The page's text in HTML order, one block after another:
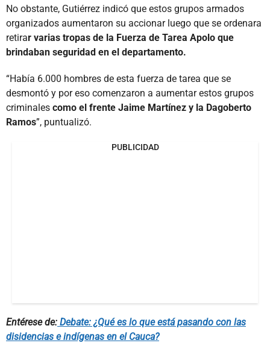
No obstante, Gutiérrez indicó que estos grupos armados
organizados aumentaron su accionar luego que se ordenara
retirar varias tropas de la Fuerza de Tarea Apolo que
brindaban seguridad en el departamento.
“Había 6.000 hombres de esta fuerza de tarea que se
desmontó y por eso comenzaron a aumentar estos grupos
criminales como el frente Jaime Martínez y la Dagoberto
Ramos”, puntualizó.
PUBLICIDAD
Entérese de: Debate: ¿Qué es lo que está pasando con las
disidencias e indígenas en el Cauca?